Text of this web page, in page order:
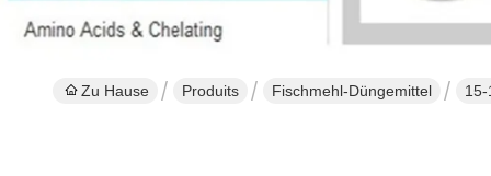
Zu Hause Produits Fischmehl-Düngemittel